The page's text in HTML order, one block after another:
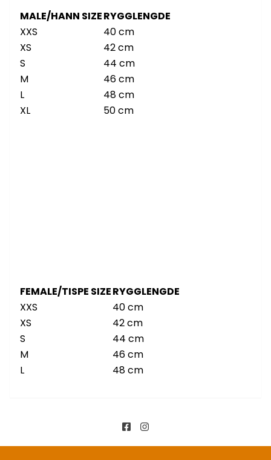
MALE/HANN SIZERYGGLENGDE
XXS
40 cm
XS
42 cm
S
44 cm
M
46 cm
L
48 cm
XL
50 cm
FEMALE/TISPE SIZERYGGLENGDE
XXS
40 cm
XS
42 cm
S
44 cm
M
46 cm
L
48 cm